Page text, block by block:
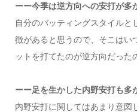
ーー今季は逆方向への安打が多
自分のバッティングスタイル
徴があると思うので、そこはい
ットを打てたのが逆方向だった
ーー足を生かした内野安打も多
内野安打に関してはあまり意図